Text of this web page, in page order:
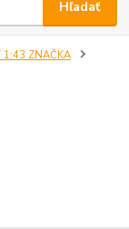
Hľadať
1:43 ZNAČKA